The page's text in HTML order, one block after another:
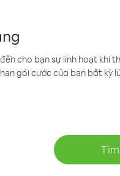
cho bạn sự linh hoạt khi
gói cước của bạn bất